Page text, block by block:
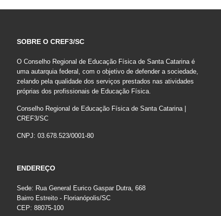
SOBRE O CREF3/SC
O Conselho Regional de Educação Física de Santa Catarina é
uma autarquia federal, com o objetivo de defender a sociedade,
zelando pela qualidade dos serviços prestados nas atividades
próprias dos profissionais de Educação Física.
Conselho Regional de Educação Física de Santa Catarina |
CREF3/SC
CNPJ: 03.678.523/0001-80
ENDEREÇO
Sede: Rua General Eurico Gaspar Dutra, 668
Bairro Estreito - Florianópolis/SC
CEP: 88075-100